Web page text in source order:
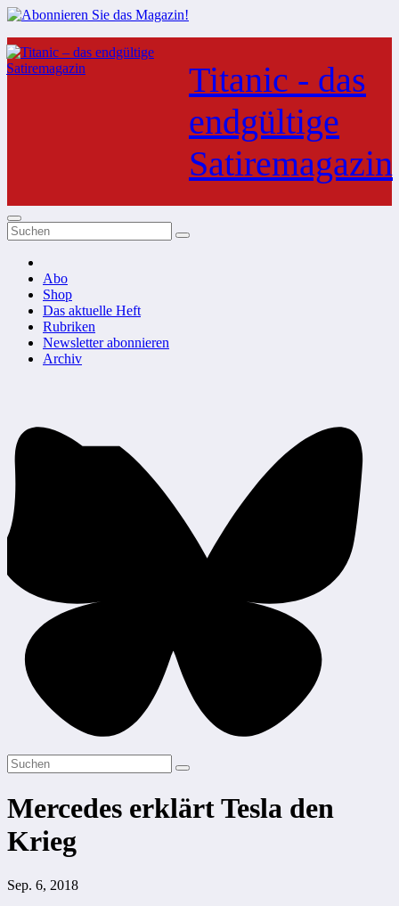
Zum
Inhalt
springen
Titanic - das
endgültige
Satiremagazin
Abo
Shop
Das aktuelle Heft
Rubriken
Newsletter abonnieren
Archiv
Mercedes erklärt Tesla den
Krieg
Sep. 6, 2018